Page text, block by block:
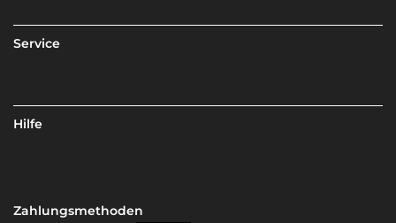
Service
Hilfe
Zahlungsmethoden